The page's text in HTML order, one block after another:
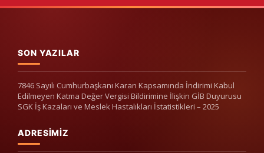
SON YAZILAR
7846 Sayılı Cumhurbaşkanı Kararı Kapsamında İndirimi Kabul
Edilmeyen Katma Değer Vergisi Bildirimine İlişkin GİB Duyurusu
SGK İş Kazaları ve Meslek Hastalıkları İstatistikleri – 2025
ADRESIMIZ